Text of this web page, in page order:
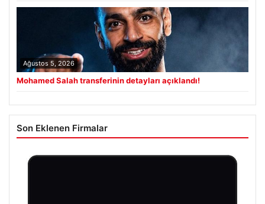
Ağustos 5, 2026
Mohamed Salah transferinin detayları açıklandı!
Son Eklenen Firmalar